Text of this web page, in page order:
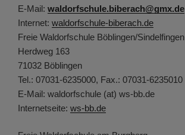
E-Mail: waldorfschule.biberach@gmx.de
Internet: waldorfschule-biberach.de
Freie Waldorfschule Böblingen/Sindelfingen
Herdweg 163
71032 Böblingen
Tel.: 07031-6235000, Fax.: 07031-6235010
E-Mail: waldorfschule (at) ws-bb.de
Internetseite: ws-bb.de